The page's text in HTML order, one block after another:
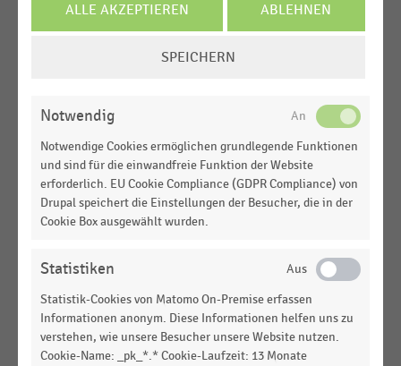
KONSUMGÜTERINDUSTRIE STATISTIK
Top 100 der Lieferanten im Lebensmittelhandel in
Deutschland nach Umsatz (2024)
Ranking der größten Mineralbrunnen in
Deutschland nach Absatz (2024)
KONSUMGÜTERINDUSTRIE|STATISTIK
Top 100 der Lieferanten im Lebensmittelhandel in
Deutschland nach Umsatz (2023)
Entwicklung der Werbeaufwendungen der Top-50-
FMCG-Hersteller (2023 vs. 2022)
KONSUMGÜTERINDUSTRIE|STATISTIK
Top 32 der größten Erfrischungsgetränkehersteller
in Deutschland nach Absatzvolumen (2023)
MEHR ANZEIGEN
MEHR ANZEIGEN
Vereinigtes Königreich
ALLE AKZEPTIEREN ABLEHNEN
SPEICHERN
Notwendig
Notwendige Cookies ermöglichen grundlegende Funktionen
und sind für die einwandfreie Funktion der Website
erforderlich. EU Cookie Compliance (GDPR Compliance) von
Drupal speichert die Einstellungen der Besucher, die in der
Cookie Box ausgewählt wurden.
Statistiken
Statistik-Cookies von Matomo On-Premise erfassen
Informationen anonym. Diese Informationen helfen uns zu
verstehen, wie unsere Besucher unsere Website nutzen.
Cookie-Name: _pk_*.* Cookie-Laufzeit: 13 Monate